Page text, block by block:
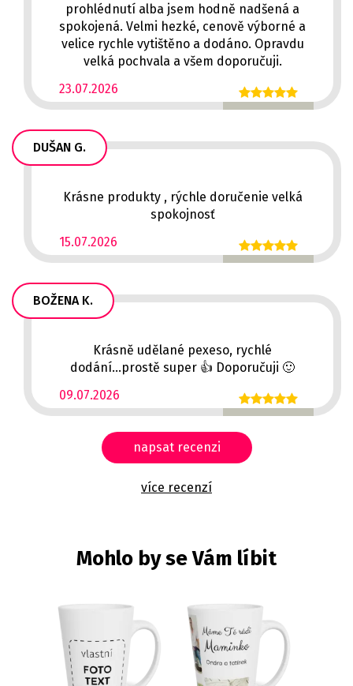
23.07.2026
prohlédnutí alba jsem hodně nadšená a
spokojená. Velmi hezké, cenově výborné a
velice rychle vytištěno a dodáno. Opravdu
velká pochvala a všem doporučuji.
DUŠAN G.
15.07.2026
Krásne produkty , rýchle doručenie velká
spokojnosť
BOŽENA K.
09.07.2026
Krásně udělané pexeso, rychlé
dodání...prostě super 👍 Doporučuji 🙂
napsat recenzi
více recenzí
Mohlo by se Vám líbit